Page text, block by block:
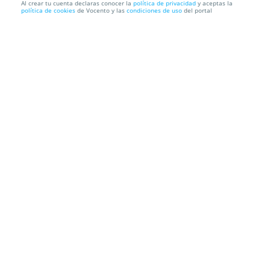
Abono + camiseta Leyendas del Rock 2026
Al crear tu cuenta declaras conocer la política de privacidad y aceptas la
política de cookies de Vocento y las condiciones de uso del portal